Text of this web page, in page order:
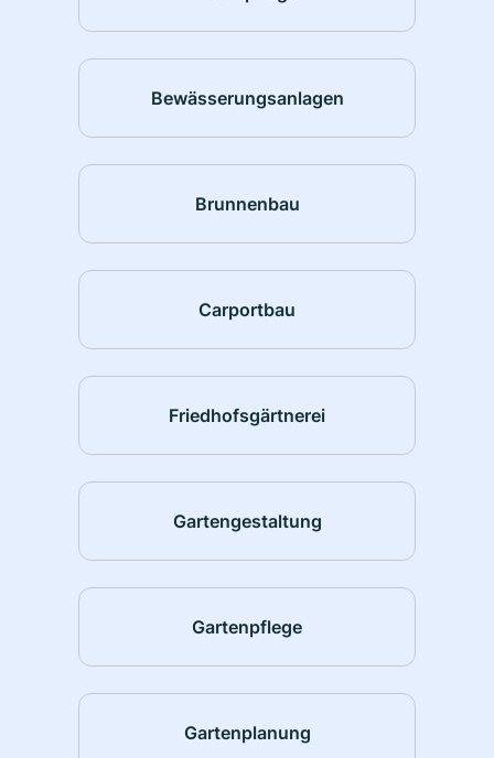
Bewässerungsanlagen
Brunnenbau
Carportbau
Friedhofsgärtnerei
Gartengestaltung
Gartenpflege
Gartenplanung